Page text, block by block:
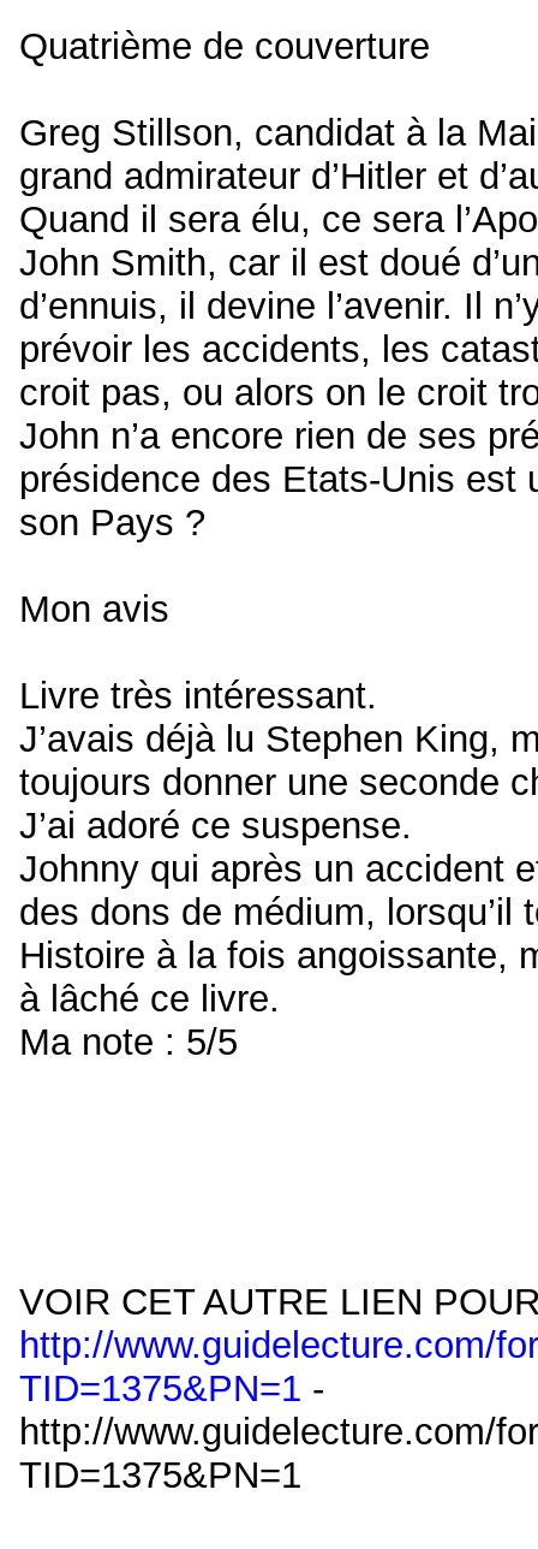
Quatrième de couverture
Greg Stillson, candidat à la
grand admirateur d’Hitler et
Quand il sera élu, ce sera
John Smith, car il est doué
d’ennuis, il devine l’avenir. Il
prévoir les accidents, les
croit pas, ou alors on le croit
John n’a encore rien de ses
présidence des Etats-Unis est
son Pays ?
Mon avis
Livre très intéressant.
J’avais déjà lu Stephen King,
toujours donner une seconde
J’ai adoré ce suspense.
Johnny qui après un accident
des dons de médium, lorsqu’il
Histoire à la fois angoissante,
à lâché ce livre.
Ma note : 5/5
VOIR CET AUTRE LIEN
http://www.guidelecture.com/
TID=1375&PN=1 -
http://www.guidelecture.com/
TID=1375&PN=1